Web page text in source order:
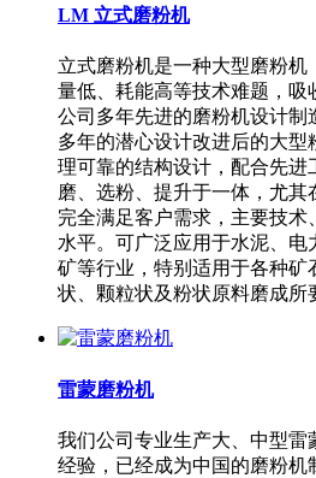
LM 立式磨粉机
立式磨粉机是一种大型磨粉
量低、耗能高等技术难题，吸
公司多年先进的磨粉机设计制
多年的潜心设计改进后的大型
理可靠的结构设计，配合先进
磨、选粉、提升于一体，尤其
完全满足客户需求，主要技
水平。可广泛应用于水泥、电
矿等行业，特别适用于各种矿
状、颗粒状及粉状原料磨成所
雷蒙磨粉机
我们公司专业生产大、中型雷
经验，已经成为中国的磨粉机